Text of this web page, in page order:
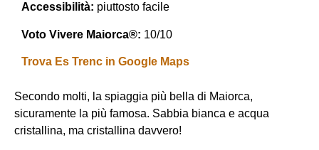
Accessibilità: piuttosto facile
Voto Vivere Maiorca®: 10/10
Trova Es Trenc in Google Maps
Secondo molti, la spiaggia più bella di Maiorca,
sicuramente la più famosa. Sabbia bianca e acqua
cristallina, ma cristallina davvero!